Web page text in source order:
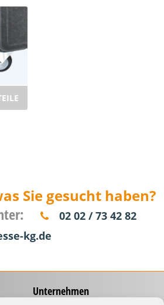
Sie gesucht haben?
02 02 / 73 42 82
kg.de
Unternehmen